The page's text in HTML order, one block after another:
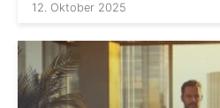
12. Oktober 2025